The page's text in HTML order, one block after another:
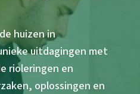
huizen in
uitdagingen met
rioleringen en
oplossingen en